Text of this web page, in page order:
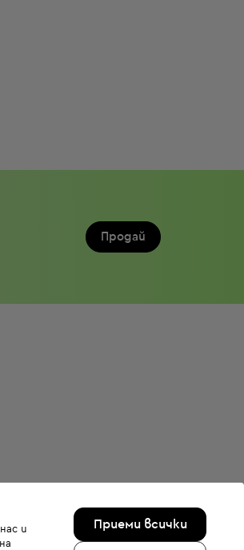
Продай
и
Приеми всички